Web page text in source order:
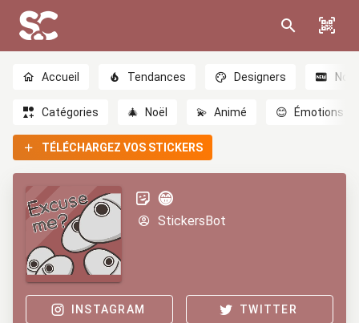
Accueil Tendances Designers
Catégories 🎄 Noël 💫 Animé 😊 Émotions
TÉLÉCHARGEZ VOS STICKERS
😁
StickersBot
INSTAGRAM TWITTER